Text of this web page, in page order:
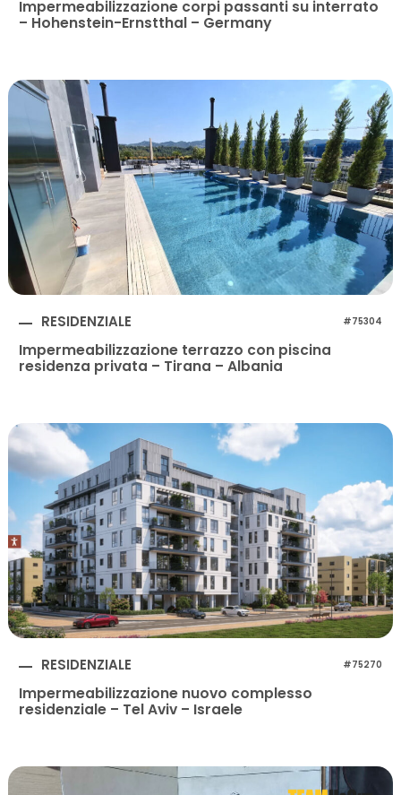
Impermeabilizzazione corpi passanti su interrato
– Hohenstein-Ernstthal – Germany
RESIDENZIALE #75304
Impermeabilizzazione terrazzo con piscina
residenza privata – Tirana – Albania
RESIDENZIALE #75270
Impermeabilizzazione nuovo complesso
residenziale – Tel Aviv – Israele